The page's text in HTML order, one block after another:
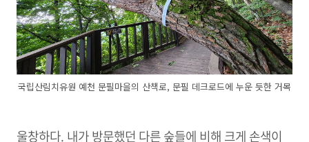
국립산림치유원 예천 문필마을의 산책로, 문필 데크로드에 누운 듯한 거목
울창하다. 내가 방문했던 다른 숲들에 비해 크게 손색이